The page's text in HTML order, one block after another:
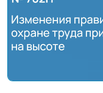
Полный разбор